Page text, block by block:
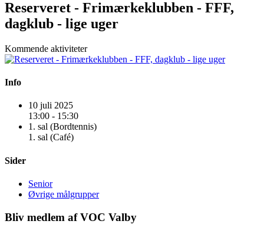
Reserveret - Frimærkeklubben - FFF,
dagklub - lige uger
Kommende aktiviteter
Info
10 juli 2025
13:00 - 15:30
1. sal (Bordtennis)
1. sal (Café)
Sider
Senior
Øvrige målgrupper
Bliv medlem af VOC Valby